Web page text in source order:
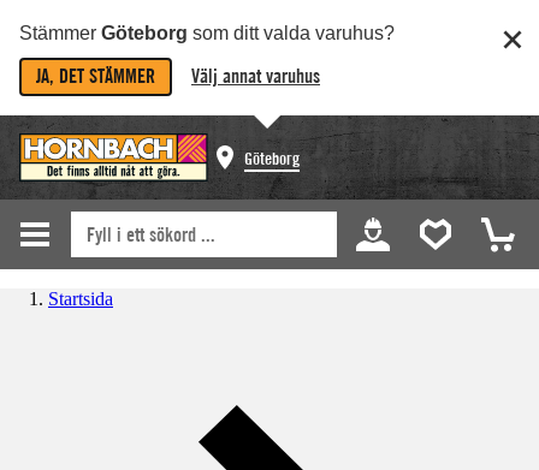
Stämmer Göteborg som ditt valda varuhus?
JA, DET STÄMMER Välj annat varuhus
Göteborg
Startsida